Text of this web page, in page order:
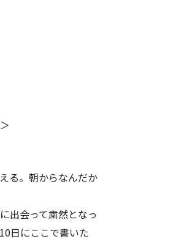
る。朝からなんだか
出会って粛然となっ
日にここで書いた